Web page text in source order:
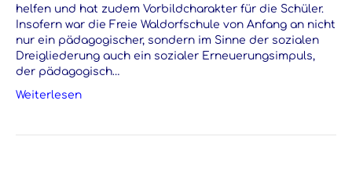
helfen und hat zudem Vorbildcharakter für die Schüler.
Insofern war die Freie Waldorfschule von Anfang an nicht
nur ein pädagogischer, sondern im Sinne der sozialen
Dreigliederung auch ein sozialer Erneuerungsimpuls,
der pädagogisch…
Weiterlesen